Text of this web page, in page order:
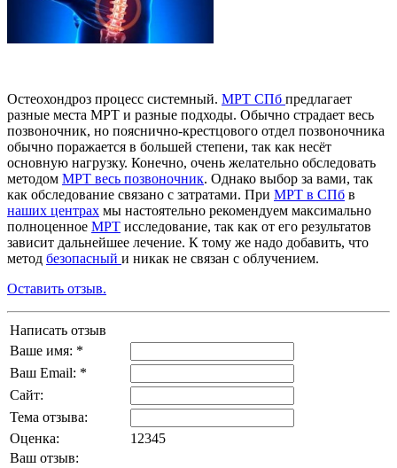
Остеохондроз процесс системный. МРТ СПб предлагает
разные места МРТ и разные подходы. Обычно страдает весь
позвоночник, но пояснично-крестцового отдел позвоночника
обычно поражается в большей степени, так как несёт
основную нагрузку. Конечно, очень желательно обследовать
методом МРТ весь позвоночник. Однако выбор за вами, так
как обследование связано с затратами. При МРТ в СПб в
наших центрах мы настоятельно рекомендуем максимально
полноценное МРТ исследование, так как от его результатов
зависит дальнейшее лечение. К тому же надо добавить, что
метод безопасный и никак не связан с облучением.
Оставить отзыв.
Написать отзыв
Ваше имя: *
Ваш Email: *
Сайт:
Тема отзыва:
Оценка:
1 2345
Ваш отзыв: